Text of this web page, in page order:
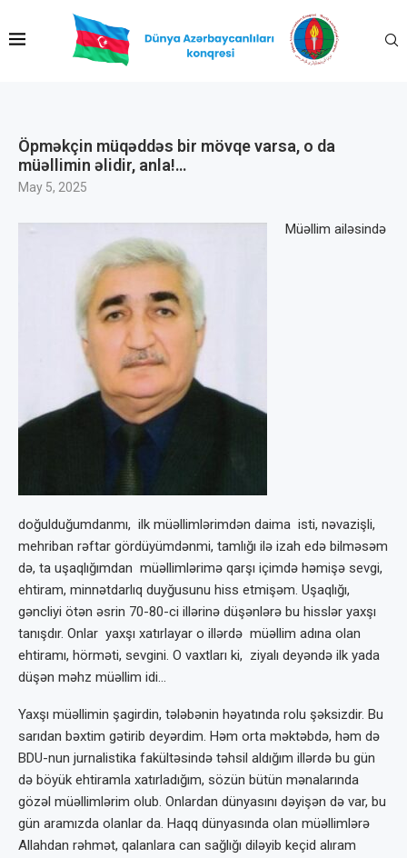
Öpməkçin müqəddəs bir mövqe varsa, o da
müəllimin əlidir, anla!…
May 5, 2025
Müəllim ailəsində
doğulduğumdanmı, ilk müəllimlərimdən daima isti, nəvazişli,
mehriban rəftar gördüyümdənmi, tamlığı ilə izah edə bilməsəm
də, ta uşaqlığımdan müəllimlərimə qarşı içimdə həmişə sevgi,
ehtiram, minnətdarlıq duyğusunu hiss etmişəm. Uşaqlığı,
gəncliyi ötən əsrin 70-80-ci illərinə düşənlərə bu hisslər yaxşı
tanışdır. Onlar yaxşı xatırlayar o illərdə müəllim adına olan
ehtiramı, hörməti, sevgini. O vaxtları ki, ziyalı deyəndə ilk yada
düşən məhz müəllim idi…
Yaxşı müəllimin şagirdin, tələbənin həyatında rolu şəksizdir. Bu
sarıdan bəxtim gətirib deyərdim. Həm orta məktəbdə, həm də
BDU-nun jurnalistika fakültəsində təhsil aldığım illərdə bu gün
də böyük ehtiramla xatırladığım, sözün bütün mənalarında
gözəl müəllimlərim olub. Onlardan dünyasını dəyişən də var, bu
gün aramızda olanlar da. Haqq dünyasında olan müəllimlərə
Allahdan rəhmət, qalanlara can sağlığı diləyib keçid alıram